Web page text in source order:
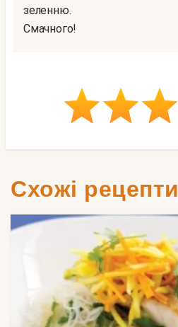
зеленню.
Смачного!
Схожі рецепти